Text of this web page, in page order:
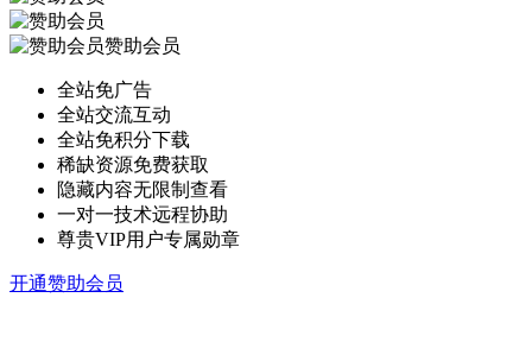
赞助会员
全站免广告
全站交流互动
全站免积分下载
稀缺资源免费获取
隐藏内容无限制查看
一对一技术远程协助
尊贵VIP用户专属勋章
开通赞助会员